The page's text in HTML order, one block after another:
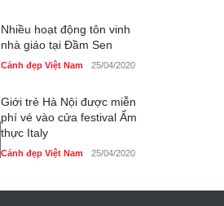
Nhiều hoạt động tôn vinh
nhà giáo tại Đầm Sen
Cảnh đẹp Việt Nam 25/04/2020
Giới trẻ Hà Nội được miễn
phí vé vào cửa festival Ẩm
thực Italy
Cảnh đẹp Việt Nam 25/04/2020
Tam giác mạch khoe sắc